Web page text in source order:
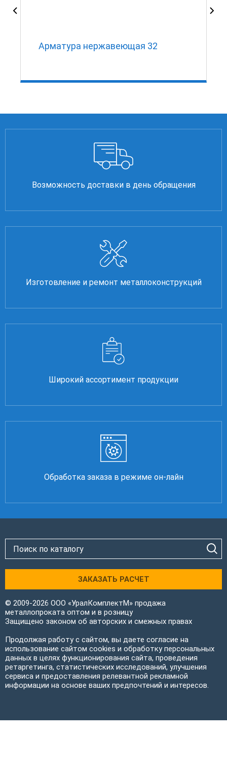
Арматура нержавеющая 32
Возможность доставки в день обращения
Изготовление и ремонт металлоконструкций
Широкий ассортимент продукции
Обработка заказа в режиме он-лайн
ЗАКАЗАТЬ РАСЧЕТ
© 2009-2026 ООО «УралКомплектМ» продажа
металлопроката оптом и в розницу
Защищено законом об авторских и смежных правах
Продолжая работу с сайтом, вы даете согласие на
использование сайтом cookies и обработку персональных
данных в целях функционирования сайта, проведения
ретаргетинга, статистических исследований, улучшения
сервиса и предоставления релевантной рекламной
информации на основе ваших предпочтений и интересов.